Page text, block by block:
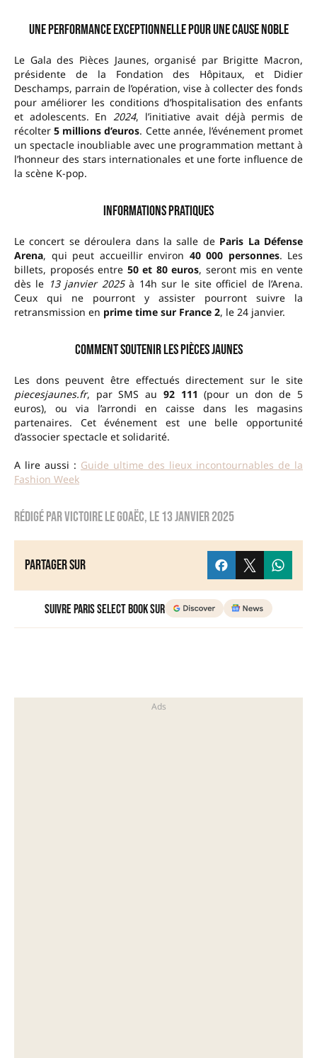
Une performance exceptionnelle pour une cause noble
Le Gala des Pièces Jaunes, organisé par Brigitte Macron,
présidente de la Fondation des Hôpitaux, et Didier
Deschamps, parrain de l’opération, vise à collecter des fonds
pour améliorer les conditions d’hospitalisation des enfants
et adolescents. En 2024, l’initiative avait déjà permis de
récolter5 millions d’euros. Cette année, l’événement promet
un spectacle inoubliable avec une programmation mettant à
l’honneur des stars internationales et une forte influence de
la scène K-pop.
Informations pratiques
Le concert se déroulera dans la salle de Paris La Défense
Arena, qui peut accueillir environ 40 000 personnes. Les
billets, proposés entre 50 et 80 euros, seront mis en vente
dès le 13 janvier 2025à 14h sur le site officiel de l’Arena.
Ceux qui ne pourront y assister pourront suivre la
retransmission en prime time sur France 2, le 24 janvier.
Comment soutenir les Pièces Jaunes
Les dons peuvent être effectués directement sur le site
piecesjaunes.fr, par SMS au 92 111 (pour un don de 5
euros), ou via l’arrondi en caisse dans les magasins
partenaires. Cet événement est une belle opportunité
d’associer spectacle et solidarité.
A lire aussi : Guide ultime des lieux incontournables de la
Fashion Week
Rédigé parVictoire Le Goaëc, le13 janvier 2025
Partager sur
Suivre Paris Select Book sur